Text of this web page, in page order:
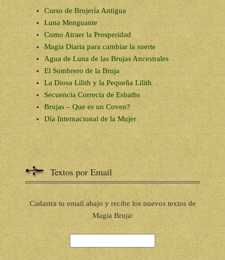
Curso de Brujería Antigua
Luna Menguante
Como Atraer la Prosperidad
Magia Diaria para cambiar la suerte
Agua de Luna de las Brujas Ancestrales
El Sombrero de la Bruja
La Diosa Lilith y la Pequeña Lilith
Secuencia Correcta de Esbaths
Brujas – Que es un Coven?
Día Internacional de la Mujer
Textos por Email
Cadastra tu email abajo y recibe los nuevos textos de
Magia Bruja: